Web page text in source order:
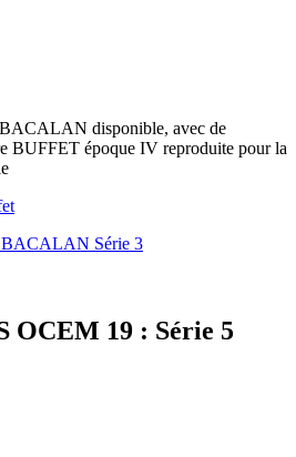
disponible, avec de
BUFFET époque IV reproduite pour la
BACALAN Série 3
OCEM 19 : Série 5